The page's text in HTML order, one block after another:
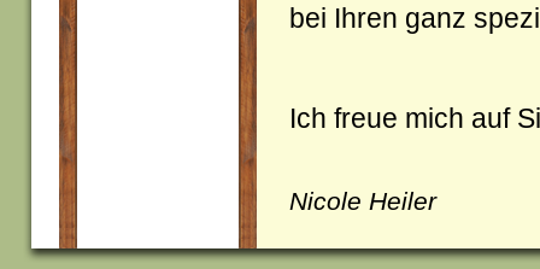
bei Ihren ganz
Ich freue mich auf
Nicole Heiler